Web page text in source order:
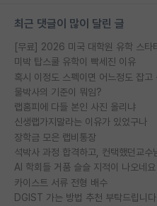
최근 댓글이 많이 달린 글
미박 탑스쿨 유학이 빡세진 이유
혹시 이정도 스펙이면 어느정도 잡고
물박사의 기준이 뭐임?
랩홈피에 다들 본인 사진 올리냐
신생랩가지말라는 이유가 있었구나
장학금 모은 랩비통장
AI 학회들 거품 슬슬 지적이 나오네요
카이스트 서류 전형 배수
DGIST 가는 방법 추천 부탁드립니